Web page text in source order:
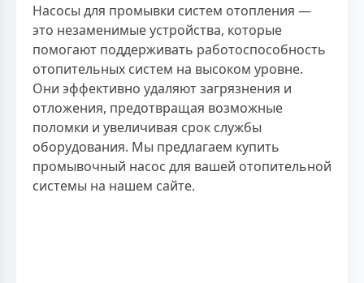
Насосы для промывки систем отопления —
это незаменимые устройства, которые
помогают поддерживать работоспособность
отопительных систем на высоком уровне.
Они эффективно удаляют загрязнения и
отложения, предотвращая возможные
поломки и увеличивая срок службы
оборудования. Мы предлагаем купить
промывочный насос для вашей отопительной
системы на нашем сайте.